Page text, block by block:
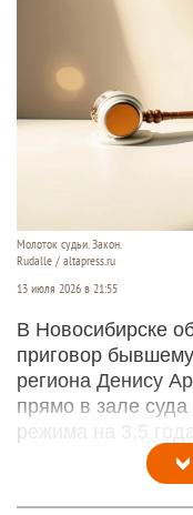
Молоток судьи. Закон.
Rudalle / altapress.ru
13 июля 2026 в 21:55
В Новосибирске
приговор
региона Денису
прямо в зале
режима на 3,5 года.